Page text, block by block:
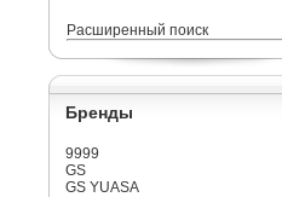
Расширенный поиск
Бренды
9999
GS
GS YUASA